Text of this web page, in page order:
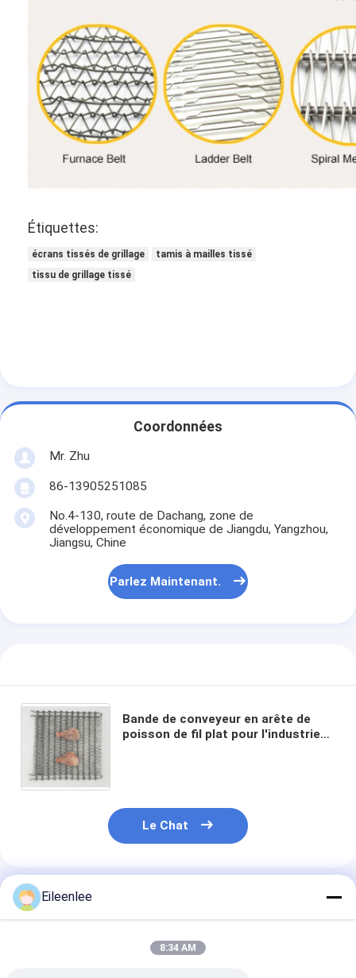
Étiquettes:
écrans tissés de grillage
tamis à mailles tissé
tissu de grillage tissé
Coordonnées
Mr. Zhu
86-13905251085
No.4-130, route de Dachang, zone de
développement économique de Jiangdu, Yangzhou,
Jiangsu, Chine
Parlez Maintenant.
Bande de conveyeur en arête de
poisson de fil plat pour l'industrie
Le Chat
Produits Recommandés
Eileenlee
8:34 AM